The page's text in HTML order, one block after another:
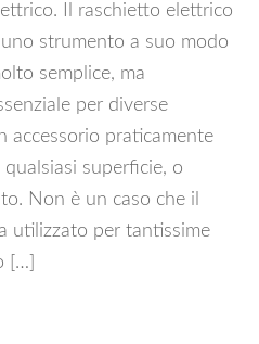
Il raschietto elettrico
strumento a suo modo
semplice, ma
per diverse
accessorio praticamente
superficie, o
Non è un caso che il
utilizzato per tantissime
[…]